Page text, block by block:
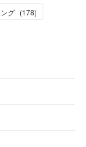
グ (178)